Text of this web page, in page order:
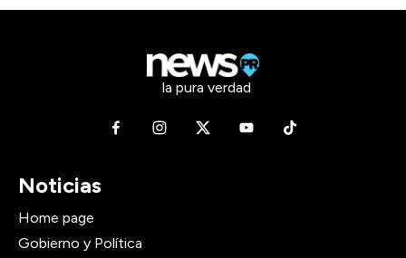
la pura verdad
Noticias
Home page
Gobierno y Política